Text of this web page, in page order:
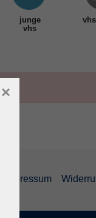
junge
vhs
Impressum
×